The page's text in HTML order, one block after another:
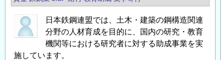
日本鉄鋼連盟では、土木・建築の鋼構造関連
分野の人材育成を目的に、国内の研究・教育
機関等における研究者に対する助成事業を実
施しています。